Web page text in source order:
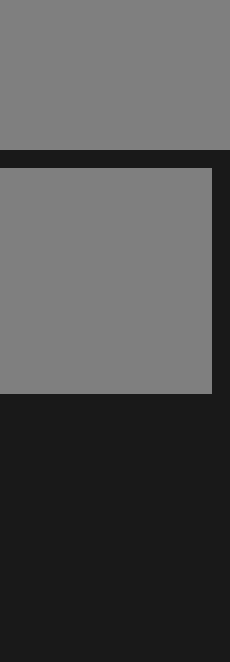
nueva ventana)
nueva ventana)